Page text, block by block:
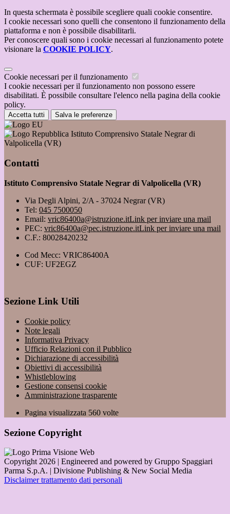
In questa schermata è possibile scegliere quali cookie consentire.
I cookie necessari sono quelli che consentono il funzionamento della
piattaforma e non è possibile disabilitarli.
Per conoscere quali sono i cookie necessari al funzionamento potete
visionare la COOKIE POLICY.
Cookie necessari per il funzionamento
I cookie necessari per il funzionamento non possono essere
disabilitati. È possibile consultare l'elenco nella pagina della cookie
policy.
Accetta tutti Salva le preferenze
Istituto Comprensivo Statale Negrar di
Valpolicella (VR)
Contatti
Istituto Comprensivo Statale Negrar di Valpolicella (VR)
Via Degli Alpini, 2/A - 37024 Negrar (VR)
Tel: 045 7500050
Email: vric86400a@istruzione.itLink per inviare una mail
PEC: vric86400a@pec.istruzione.itLink per inviare una mail
C.F.: 80028420232
Cod Mecc: VRIC86400A
CUF: UF2EGZ
Sezione Link Utili
Cookie policy
Note legali
Informativa Privacy
Ufficio Relazioni con il Pubblico
Dichiarazione di accessibilità
Obiettivi di accessibilità
Whistleblowing
Gestione consensi cookie
Amministrazione trasparente
Pagina visualizzata 560 volte
Sezione Copyright
Copyright 2026 | Engineered and powered by Gruppo Spaggiari
Parma S.p.A. | Divisione Publishing & New Social Media
Disclaimer trattamento dati personali